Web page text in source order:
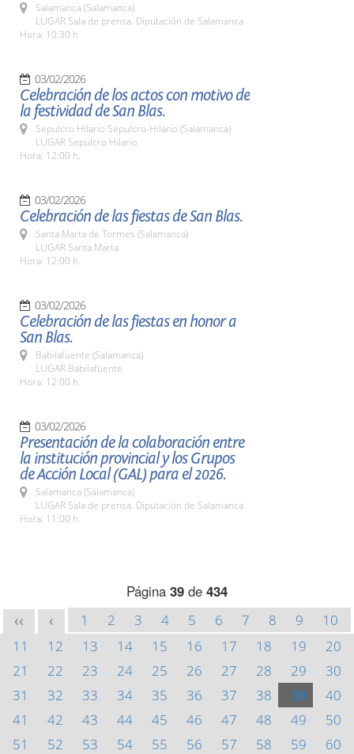
Salamanca (Salamanca)
LUGAR Sala de prensa. Diputación de Salamanca
Hora: 10:30 h
03/02/2026
Celebración de los actos con motivo de
la festividad de San Blas.
Sepulcro Hilario Sepulcro-Hilario (Salamanca)
LUGAR Sepulcro Hilario
Hora: 12:00 h.
03/02/2026
Celebración de las fiestas de San Blas.
Santa Marta de Tormes (Salamanca)
LUGAR Santa Marta
Hora: 12:00 h.
03/02/2026
Celebración de las fiestas en honor a
San Blas.
Babilafuente (Salamanca)
LUGAR Babilafuente
Hora: 12:00 h.
03/02/2026
Presentación de la colaboración entre
la institución provincial y los Grupos
de Acción Local (GAL) para el 2026.
Salamanca (Salamanca)
LUGAR Sala de prensa. Diputación de Salamanca
Hora: 11:00 h.
Página 39 de 434
<< < 1 2 3 4 5 6 7 8 9
10
11
12 13 14 15 16 17 18 19
20
21
22 23 24 25 26 27 28 29
30
31
32 33 34 35 36 37 38 39
40
41
42 43 44 45 46 47 48 49
50
51
52 53 54 55 56 57 58 59
60